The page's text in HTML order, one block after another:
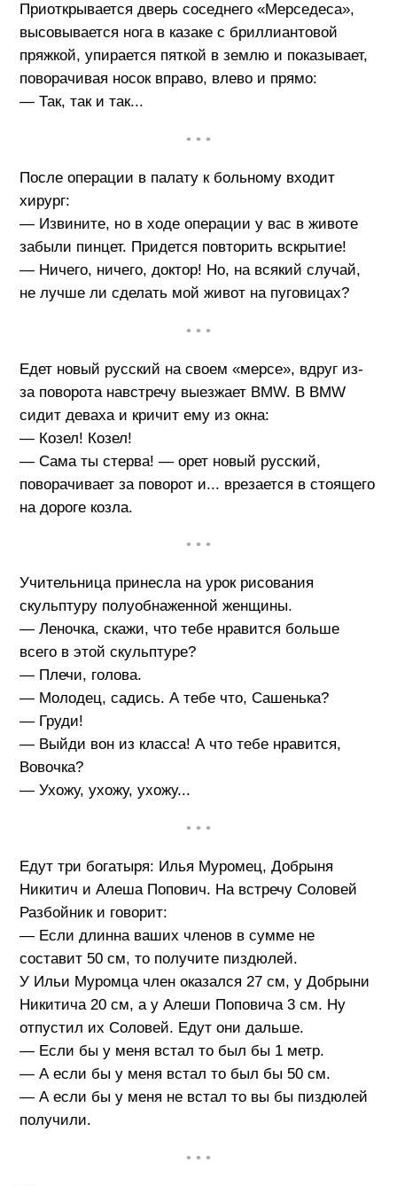
Приоткрывается дверь соседнего «Мерседеса»,
высовывается нога в казаке с бриллиантовой
пряжкой, упирается пяткой в землю и показывает,
поворачивая носок вправо, влево и прямо:
— Так, так и так...
• • •
После операции в палату к больному входит
хирург:
— Извините, но в ходе операции у вас в животе
забыли пинцет. Придется повторить вскрытие!
— Ничего, ничего, доктор! Но, на всякий случай,
не лучше ли сделать мой живот на пуговицах?
• • •
Едет новый русский на своем «мерсе», вдруг из-
за поворота навстречу выезжает BMW. В BMW
сидит деваха и кричит ему из окна:
— Козел! Козел!
— Сама ты стерва! — орет новый русский,
поворачивает за поворот и... врезается в стоящего
на дороге козла.
• • •
Учительница принесла на урок рисования
скульптуру полуобнаженной женщины.
— Леночка, скажи, что тебе нравится больше
всего в этой скульптуре?
— Плечи, голова.
— Молодец, садись. А тебе что, Сашенька?
— Груди!
— Выйди вон из класса! А что тебе нравится,
Вовочка?
— Ухожу, ухожу, ухожу...
• • •
Едут три богатыря: Илья Муромец, Добрыня
Никитич и Алеша Попович. На встречу Соловей
Разбойник и говорит:
— Если длинна ваших членов в сумме не
составит 50 см, то получите пиздюлей.
У Ильи Муромца член оказался 27 см, у Добрыни
Никитича 20 см, а у Алеши Поповича 3 см. Ну
отпустил их Соловей. Едут они дальше.
— Если бы у меня встал то был бы 1 метр.
— А если бы у меня встал то был бы 50 см.
— А если бы у меня не встал то вы бы пиздюлей
получили.
• • •